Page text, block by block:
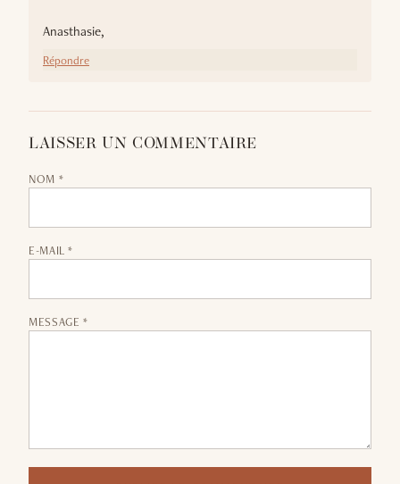
Anasthasie,
Répondre
LAISSER UN COMMENTAIRE
NOM *
E-MAIL *
MESSAGE *